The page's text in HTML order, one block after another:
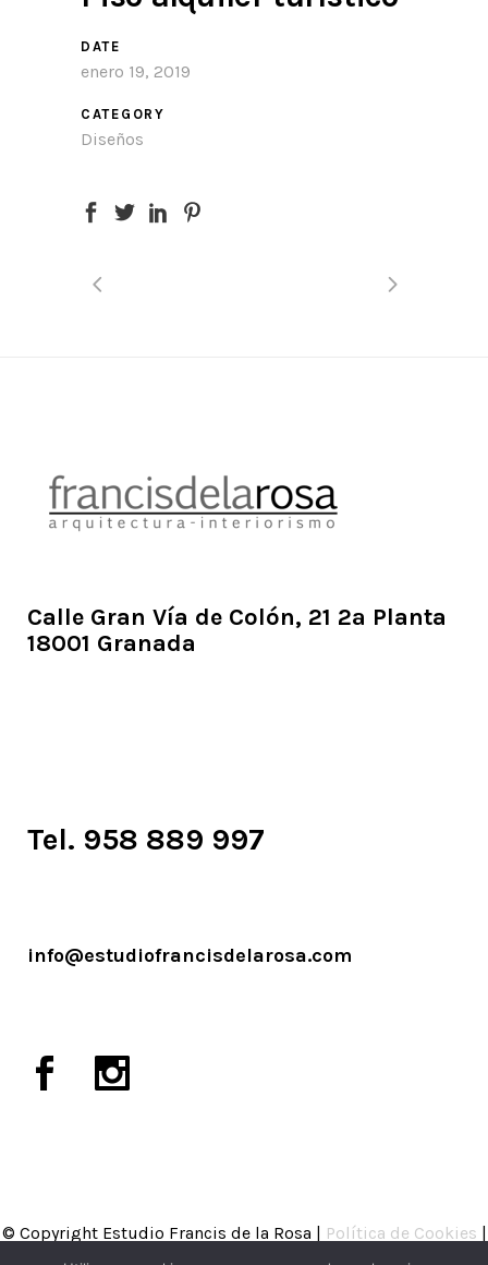
DATE
enero 19, 2019
CATEGORY
Diseños
Calle Gran Vía de Colón, 21 2ª Planta
18001 Granada
Tel. 958 889 997
info@estudiofrancisdelarosa.com
© Copyright Estudio Francis de la Rosa | Política de Cookies |
Política de Privacidad
Aviso legal